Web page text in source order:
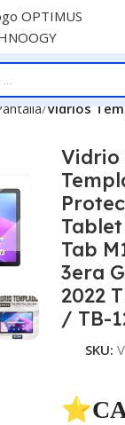
Vidrios
Vidrio
Tab
3era
2022
/ TB-
SKU: